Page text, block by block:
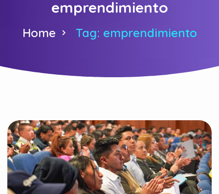
emprendimiento
Home Tag: emprendimiento